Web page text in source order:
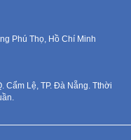
Phú Thọ, Hồ Chí Minh
Cẩm Lệ, TP. Đà Nẵng. Tthời